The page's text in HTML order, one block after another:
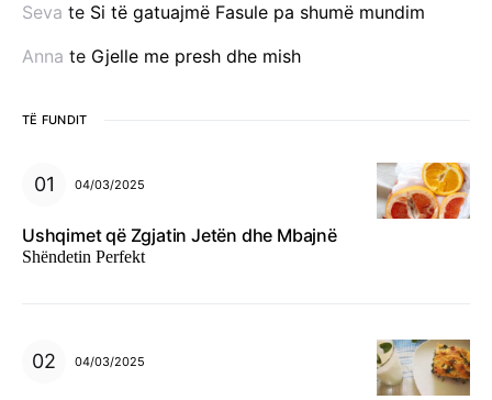
Seva te Si të gatuajmë Fasule pa shumë mundim
Anna te Gjelle me presh dhe mish
TË FUNDIT
04/03/2025
Ushqimet që Zgjatin Jetën dhe Mbajnë
Shëndetin Perfekt
04/03/2025